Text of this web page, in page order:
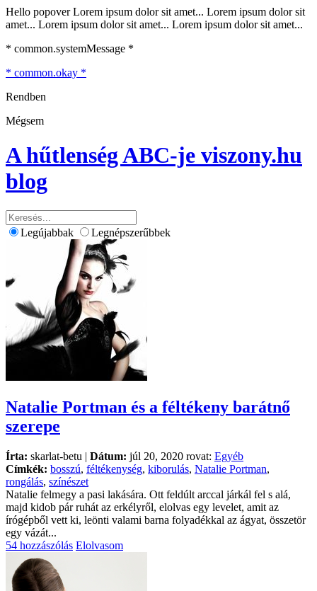
Hello popover Lorem ipsum dolor sit amet... Lorem ipsum dolor sit
amet... Lorem ipsum dolor sit amet... Lorem ipsum dolor sit amet...
* common.systemMessage *
* common.okay *
Rendben
Mégsem
A hűtlenség ABC-je viszony.hu
blog
Legújabbak Legnépszerűbbek
Natalie Portman és a féltékeny barátnő
szerepe
Írta: skarlat-betu | Dátum: júl 20, 2020 rovat: Egyéb
Címkék: bosszú, féltékenység, kiborulás, Natalie Portman,
rongálás, színészet
Natalie felmegy a pasi lakására. Ott feldúlt arccal járkál fel s alá,
majd kidob pár ruhát az erkélyről, elolvas egy levelet, amit az
írógépből vett ki, leönti valami barna folyadékkal az ágyat, összetör
egy vázát...
54 hozzászólás Elolvasom